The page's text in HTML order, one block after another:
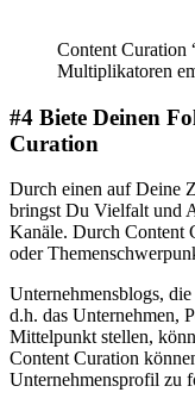
Content Curation
Multiplikatoren
#4 Biete Deinen
Curation
Durch einen auf Deine
bringst Du Vielfalt und
Kanäle. Durch Content
oder
Unternehmensblogs,
d.h. das Unternehmen,
Mittelpunkt stellen,
Content Curation
Unternehmensprofil zu